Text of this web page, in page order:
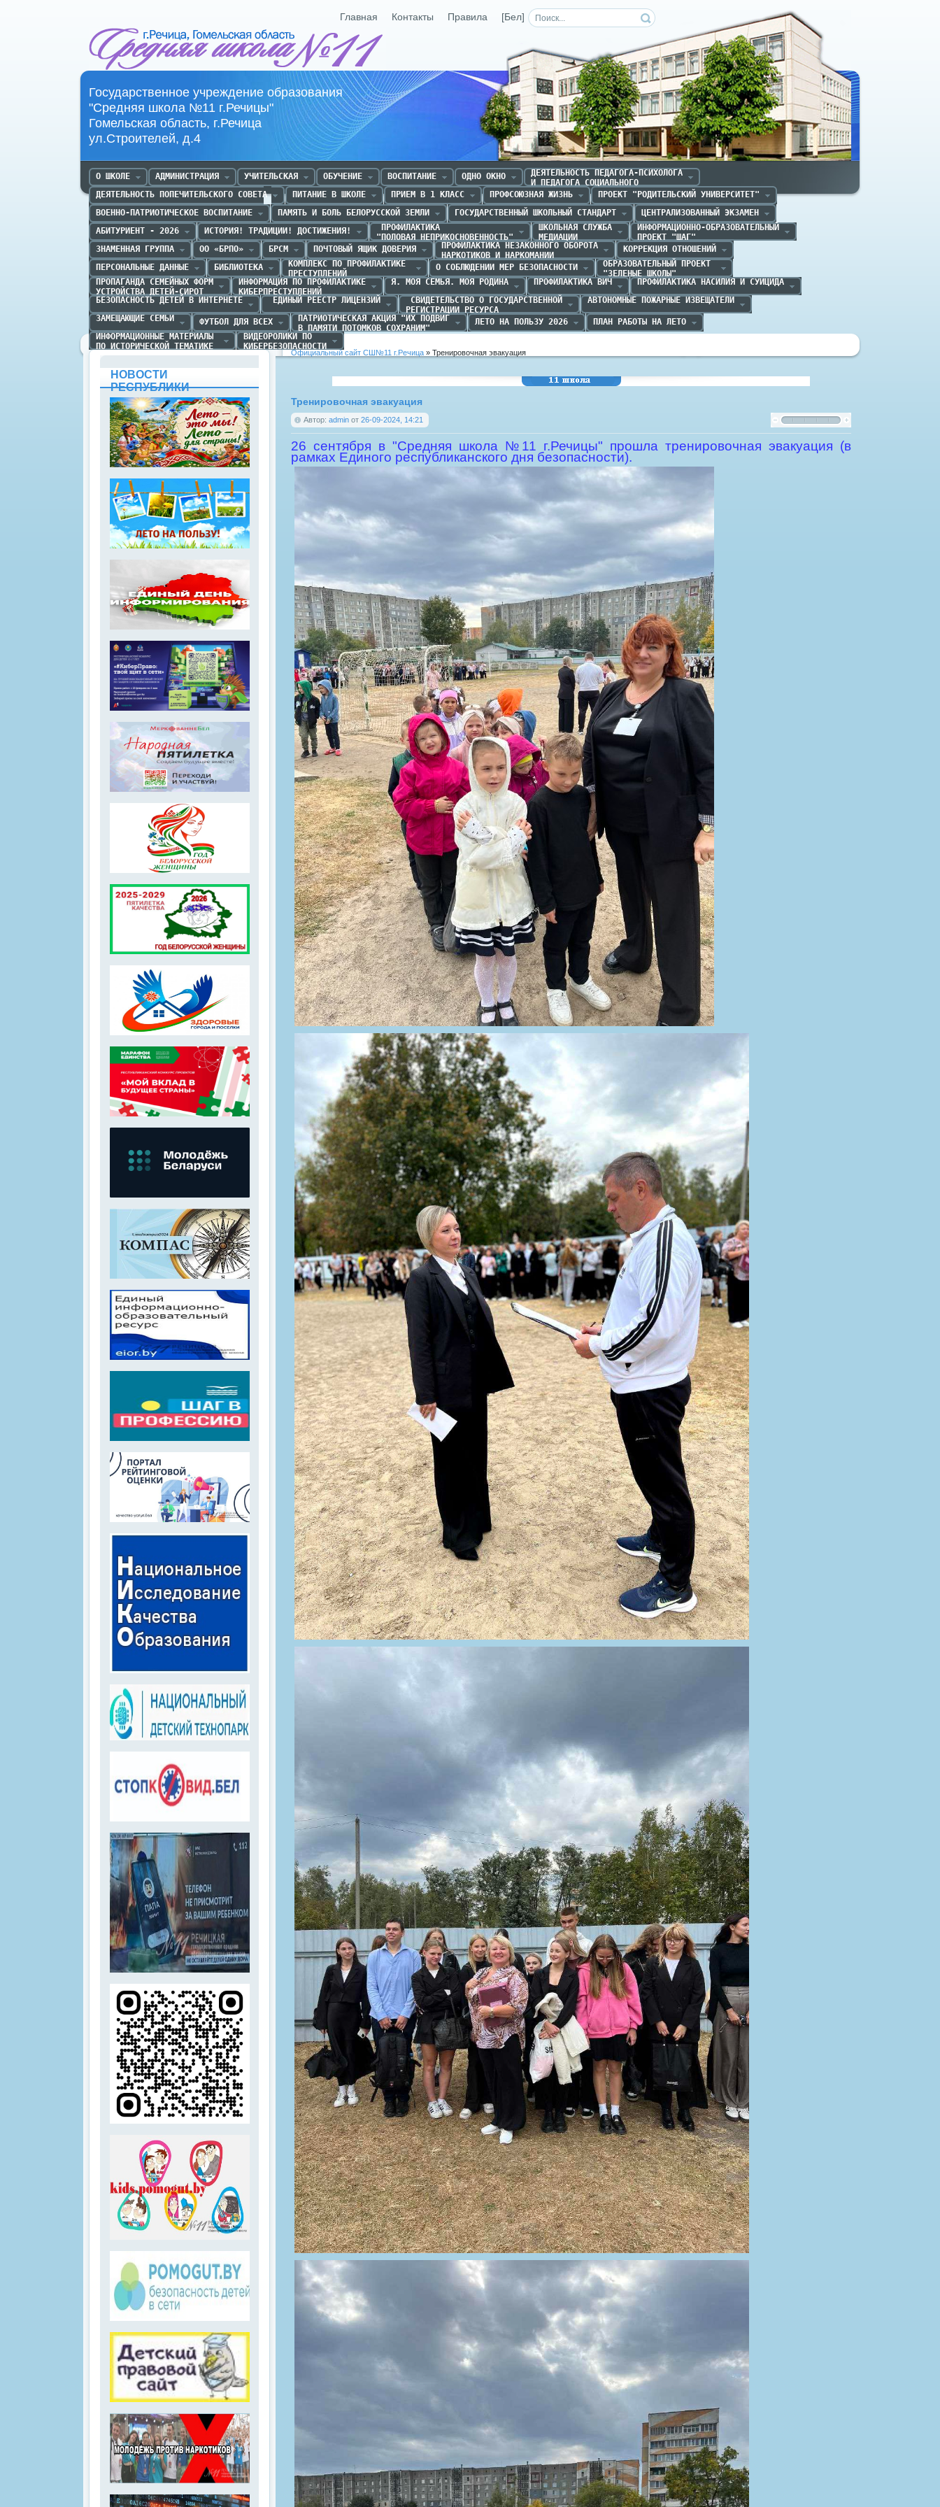
Средняя школа №11 г.Речица
Главная Контакты Правила [Бел]
Государственное учреждение образования
"Средняя школа №11 г.Речицы"
Гомельская область, г.Речица
ул.Строителей, д.4
О ШКОЛЕ АДМИНИСТРАЦИЯ УЧИТЕЛЬСКАЯ ОБУЧЕНИЕ ВОСПИТАНИЕ ОДНО ОКНО
ДЕЯТЕЛЬНОСТЬ ПЕДАГОГА-ПСИХОЛОГА
И ПЕДАГОГА СОЦИАЛЬНОГО
ДЕЯТЕЛЬНОСТЬ ПОПЕЧИТЕЛЬСКОГО СОВЕТА
ПИТАНИЕ В ШКОЛЕ ПРИЕМ В 1 КЛАСС ПРОФСОЮЗНАЯ ЖИЗНЬ
ПРОЕКТ "РОДИТЕЛЬСКИЙ УНИВЕРСИТЕТ"
ВОЕННО-ПАТРИОТИЧЕСКОЕ ВОСПИТАНИЕ
ПАМЯТЬ И БОЛЬ БЕЛОРУССКОЙ ЗЕМЛИ ГОСУДАРСТВЕННЫЙ ШКОЛЬНЫЙ СТАНДАРТ
ЦЕНТРАЛИЗОВАННЫЙ ЭКЗАМЕН
АБИТУРИЕНТ - 2026
ИСТОРИЯ! ТРАДИЦИИ! ДОСТИЖЕНИЯ!
ПРОФИЛАКТИКА
"ПОЛОВАЯ НЕПРИКОСНОВЕННОСТЬ"
ШКОЛЬНАЯ СЛУЖБА
МЕДИАЦИИ
ИНФОРМАЦИОННО-ОБРАЗОВАТЕЛЬНЫЙ
ПРОЕКТ "ШАГ"
ЗНАМЕННАЯ ГРУППА
ОО «БРПО» БРСМ ПОЧТОВЫЙ ЯЩИК ДОВЕРИЯ
ПРОФИЛАКТИКА НЕЗАКОННОГО ОБОРОТА
НАРКОТИКОВ И НАРКОМАНИИ
КОРРЕКЦИЯ ОТНОШЕНИЙ
ПЕРСОНАЛЬНЫЕ ДАННЫЕ
БИБЛИОТЕКА
КОМПЛЕКС ПО ПРОФИЛАКТИКЕ
ПРЕСТУПЛЕНИЙ
О СОБЛЮДЕНИИ МЕР БЕЗОПАСНОСТИ
ОБРАЗОВАТЕЛЬНЫЙ ПРОЕКТ
"ЗЕЛЕНЫЕ ШКОЛЫ"
ПРОПАГАНДА CЕМЕЙНЫХ ФОРМ
УСТРОЙСТВА ДЕТЕЙ-СИРОТ
ИНФОРМАЦИЯ ПО ПРОФИЛАКТИКЕ
КИБЕРПРЕСТУПЛЕНИЙ
Я. МОЯ СЕМЬЯ. МОЯ РОДИНА ПРОФИЛАКТИКА ВИЧ
ПРОФИЛАКТИКА НАСИЛИЯ И СУИЦИДА
БЕЗОПАСНОСТЬ ДЕТЕЙ В ИНТЕРНЕТЕ
ЕДИНЫЙ РЕЕСТР ЛИЦЕНЗИЙ
СВИДЕТЕЛЬСТВО О ГОСУДАРСТВЕННОЙ
РЕГИСТРАЦИИ РЕСУРСА
АВТОНОМНЫЕ ПОЖАРНЫЕ ИЗВЕЩАТЕЛИ
ЗАМЕЩАЮЩИЕ СЕМЬИ
ФУТБОЛ ДЛЯ ВСЕХ
ПАТРИОТИЧЕСКАЯ АКЦИЯ "ИХ ПОДВИГ
В ПАМЯТИ ПОТОМКОВ СОХРАНИМ"
ЛЕТО НА ПОЛЬЗУ 2026
ПЛАН РАБОТЫ НА ЛЕТО
ИНФОРМАЦИОННЫЕ МАТЕРИАЛЫ
ПО ИСТОРИЧЕСКОЙ ТЕМАТИКЕ
ВИДЕОРОЛИКИ ПО
КИБЕРБЕЗОПАСНОСТИ
Официальный сайт СШ№11 г.Речица » Тренировочная эвакуация
Тренировочная эвакуация
Автор: admin от 26-09-2024, 14:21
26 сентября в "Средняя школа №11 г.Речицы" прошла тренировочная эвакуация (в
рамках Единого республиканского дня безопасности).
НОВОСТИ
РЕСПУБЛИКИ